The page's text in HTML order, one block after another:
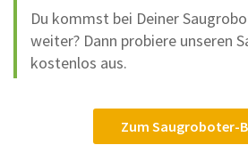
Du kommst bei Deiner
weiter? Dann probiere unseren
kostenlos aus.
Zum Saugroboter-